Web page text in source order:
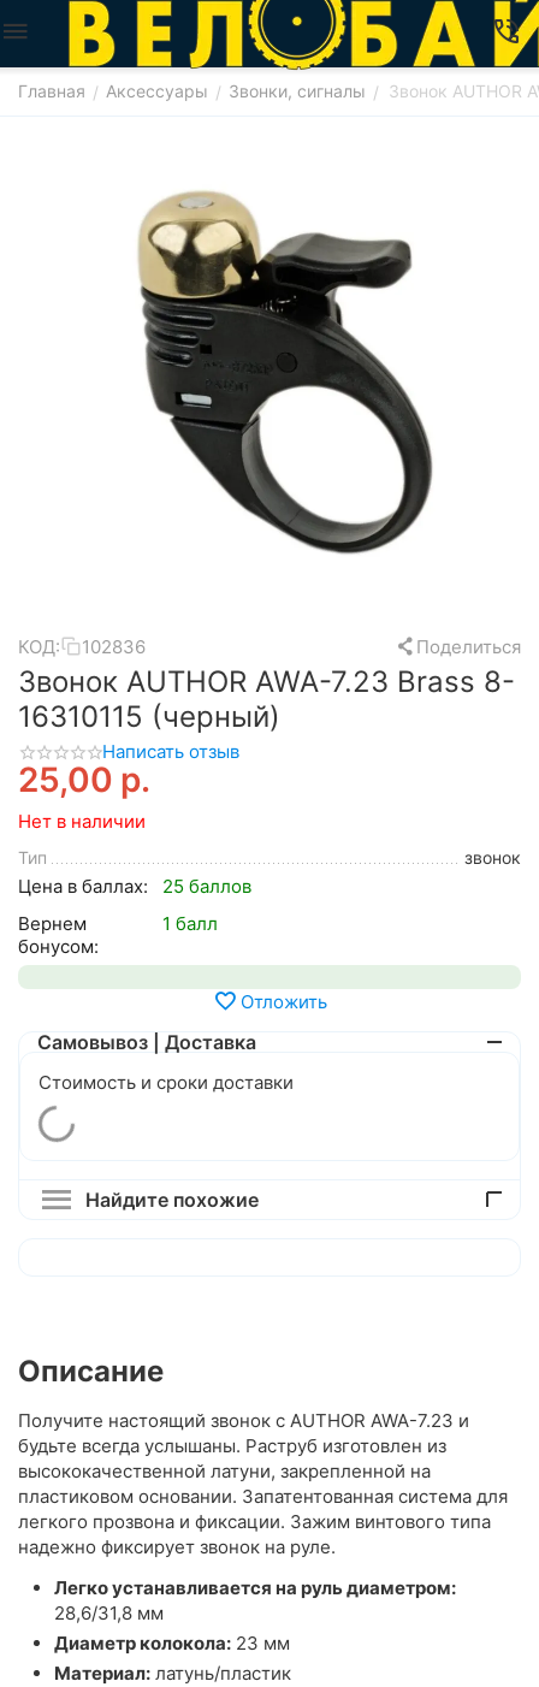
Главная / Аксессуары / Звонки, сигналы / Звонок AUTHOR
КОД: 102836 Поделиться
Звонок AUTHOR AWA-7.23 Brass 8-
16310115 (черный)
Написать отзыв
25,00 р.
Нет в наличии
Тип звонок
Цена в баллах:
25 баллов
Вернем
бонусом:
1 балл
Отложить
Самовывоз | Доставка
Стоимость и сроки доставки
Найдите похожие
Описание
Получите настоящий звонок с AUTHOR AWA-7.23 и
будьте всегда услышаны. Раструб изготовлен из
высококачественной латуни, закрепленной на
пластиковом основании. Запатентованная система для
легкого прозвона и фиксации. Зажим винтового типа
надежно фиксирует звонок на руле.
Легко устанавливается на руль диаметром:
28,6/31,8 мм
Диаметр колокола: 23 мм
Материал: латунь/пластик